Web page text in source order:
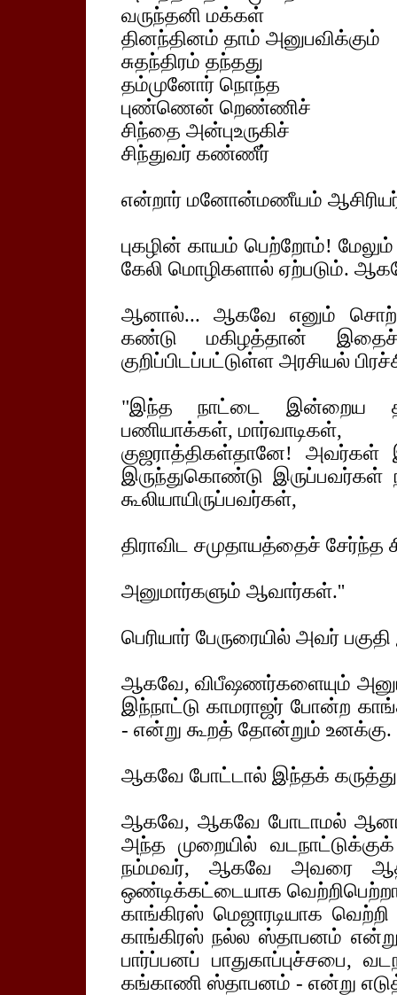
வருந்தனி மக்கள்
தினந்தினம் தாம் அனுபவிக்கும்
சுதந்திரம் தந்தது
தம்முனோர் நொந்த
புண்ணென் றெண்ணிச்
சிந்தை அன்புஉருகிச்
சிந்துவர் கண்ணீர்
என்றார் மனோன்மணீயம்
புகழின் காயம் பெற்றோம்!
கேலி மொழிகளால் ஏற்படும்.
ஆனால்... ஆகவே எனும்
கண்டு மகிழத்தான்
குறிப்பிடப்பட்டுள்ள அரசியல்
"இந்த நாட்டை இன்றைய
பணியாக்கள், மார்வாடிகள்,
குஜராத்திகள்தானே!
இருந்துகொண்டு இருப்பவர்கள்
கூலியாயிருப்பவர்கள்,
திராவிட சமுதாயத்தைச்
அனுமார்களும் ஆவார்கள்.''
பெரியார் பேருரையில் அவர்
ஆகவே, விபீஷணர்களையும்
இந்நாட்டு காமராஜர் போன்ற
- என்று கூறத் தோன்றும் உனக்கு.
ஆகவே போட்டால் இந்தக்
ஆகவே, ஆகவே போடாமல் ஆனால்
அந்த முறையில்
நம்மவர், ஆகவே அவரை
ஒண்டிக்கட்டையாக
காங்கிரஸ் மெஜாரடியாக
காங்கிரஸ் நல்ல ஸ்தாபனம்
பார்ப்பனப் பாதுகாப்புச்சபை,
கங்காணி ஸ்தாபனம் - என்று